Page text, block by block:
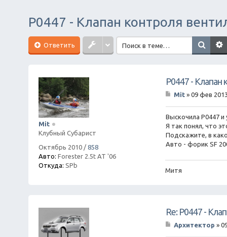
P0447 - Клапан контроля
Ответить
Mit
Клубный Субарист
Октябрь 2010 / 858
Авто: Forester 2.5t AT '06
Откуда: SPb
P0447 - Клапан
о
б
е
н
Mit »09 фев
Выскочила P0447
Я так понял, что
Подскажите, в
Авто - форик SF
Митя
Re: P0447 -
Архитектор »